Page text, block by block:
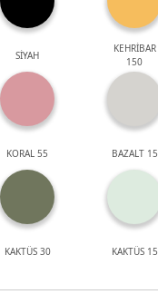
SİYAH
KEHRİBAR
150
KORAL 55 BAZALT 15
KAKTÜS 30 KAKTÜS 15